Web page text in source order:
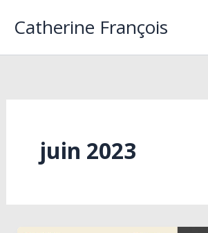
Catherine François
juin 2023